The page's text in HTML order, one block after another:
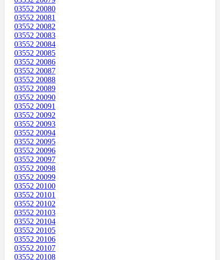
03552 20080
03552 20081
03552 20082
03552 20083
03552 20084
03552 20085
03552 20086
03552 20087
03552 20088
03552 20089
03552 20090
03552 20091
03552 20092
03552 20093
03552 20094
03552 20095
03552 20096
03552 20097
03552 20098
03552 20099
03552 20100
03552 20101
03552 20102
03552 20103
03552 20104
03552 20105
03552 20106
03552 20107
03552 20108